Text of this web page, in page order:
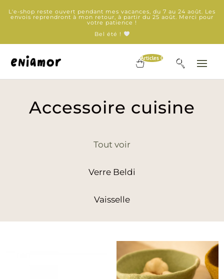
L'e-shop reste ouvert pendant mes vacances, du 7 au 24 août. Les
envois reprendront à mon retour, à partir du 25 août. Merci pour
votre patience !
Bel été !
Articles 0
Accessoire cuisine
Tout voir
Verre Beldi
Vaisselle